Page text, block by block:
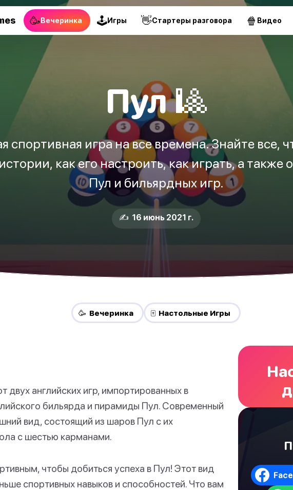
🥳Вечеринка 🕹Игры 👋Стартеры разговора 🍿 Видео
Пул 🎱
спортивная игра на все времена. Знайте все,
как его настроить, как играть, а также
Пул и бильярдных игр.
✍️ 16 июнь 2021 г.
🥳 Вечеринка 🀄 Настольные Игры
английских игр, импортированных в
бильярда и пирамиды Пул. Современный
вид, состоящий из шаров Пул с их
с шестью карманами.
чтобы добиться успеха в Пул! Этот вид
спортивных навыков и способностей. Что вам